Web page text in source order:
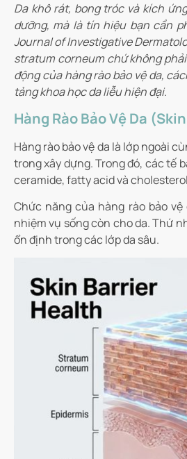
Da khô rát, bong tróc và kích
dưỡng, mà là tín hiệu bạn cần
Journal of Investigative
stratum corneum chứ không
động của hàng rào bảo vệ da,
tảng khoa học da liễu hiện đại.
Hàng Rào Bảo Vệ Da
Hàng rào bảo vệ da là lớp ngoài
trong xây dựng. Trong đó, các tế
ceramide, fatty acid và
Chức năng của hàng rào bảo
nhiệm vụ sống còn cho da. Thứ
ổn định trong các lớp da sâu.